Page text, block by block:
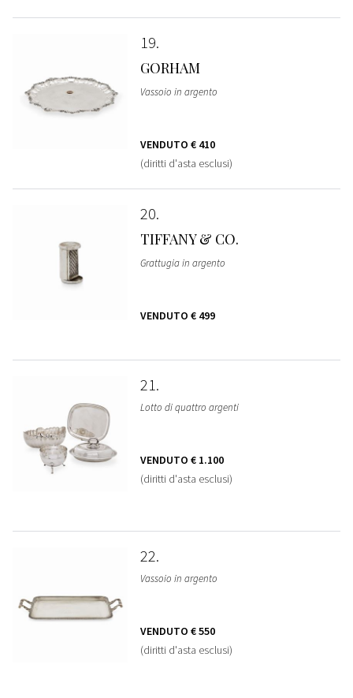
19
GORHAM
Vassoio in argento
VENDUTO € 410
(diritti d'asta esclusi)
20
TIFFANY & CO.
Grattugia in argento
VENDUTO € 499
21
Lotto di quattro argenti
VENDUTO € 1.100
(diritti d'asta esclusi)
22
Vassoio in argento
VENDUTO € 550
(diritti d'asta esclusi)